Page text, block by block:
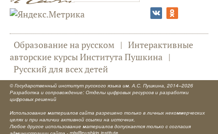
Образование на русском | Интерактивные
авторские курсы Института Пушкина |
Русский для всех детей
© Государственный институт русского языка им. А.С. Пушкина, 2014–2026
Разработка и сопровождение: Отделы цифровых ресурсов и разработки
цифровых решений
Использование материалов сайта разрешено только в личных некоммерческих
целях и при наличии активной ссылки на источник.
Любое другое использование материалов допускается только с согласия